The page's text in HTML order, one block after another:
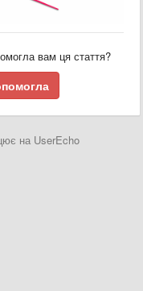
вам ця стаття?
на UserEcho